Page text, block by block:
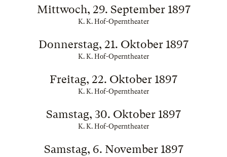
Mittwoch, 29. September 1897
K. K. Hof-Operntheater
Donnerstag, 21. Oktober 1897
K. K. Hof-Operntheater
Freitag, 22. Oktober 1897
K. K. Hof-Operntheater
Samstag, 30. Oktober 1897
K. K. Hof-Operntheater
Samstag, 6. November 1897